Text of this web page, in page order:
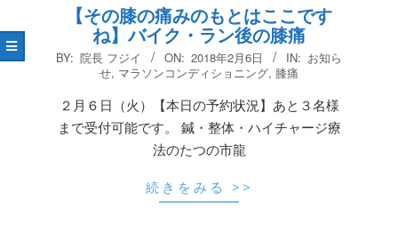
【その膝の痛みのもとはここです
ね】バイク・ラン後の膝痛
2018-
BY: 院長 フジイ ON: 2018年2月6日 IN: お知ら
せ, マラソンコンディショニング, 膝痛
２月６日（火）【本日の予約状況】あと３名様
まで受付可能です。 鍼・整体・ハイチャージ療
法のたつの市龍
続きをみる >>